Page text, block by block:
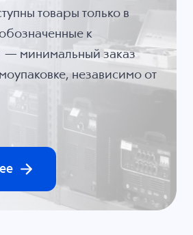
товары только в
к
— минимальный заказ
независимо от